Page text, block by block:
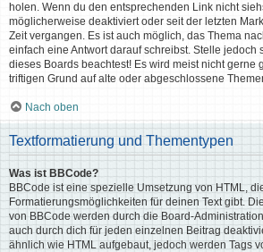
holen. Wenn du den entsprechenden Link nicht
möglicherweise deaktiviert oder seit der letzten
Zeit vergangen. Es ist auch möglich, das Thema
einfach eine Antwort darauf schreibst. Stelle jedoch
dieses Boards beachtest! Es wird meist nicht gerne
triftigen Grund auf alte oder abgeschlossene
Nach oben
Textformatierung und Thementypen
Was ist BBCode?
BBCode ist eine spezielle Umsetzung von HTML,
Formatierungsmöglichkeiten für deinen Text gibt.
von BBCode werden durch die Board-
auch durch dich für jeden einzelnen Beitrag
ähnlich wie HTML aufgebaut, jedoch werden Tags